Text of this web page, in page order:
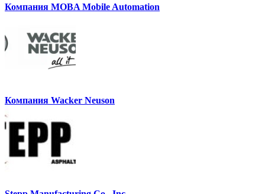
Компания MOBA Mobile Automation
Компания Wacker Neuson